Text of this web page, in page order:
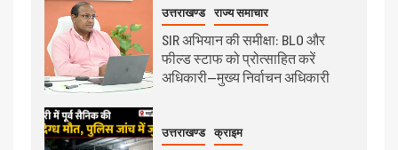
उत्तराखण्ड राज्य समाचार
SIR अभियान की समीक्षा: BLO और
फील्ड स्टाफ को प्रोत्साहित करें
अधिकारी—मुख्य निर्वाचन अधिकारी
उत्तराखण्ड क्राइम